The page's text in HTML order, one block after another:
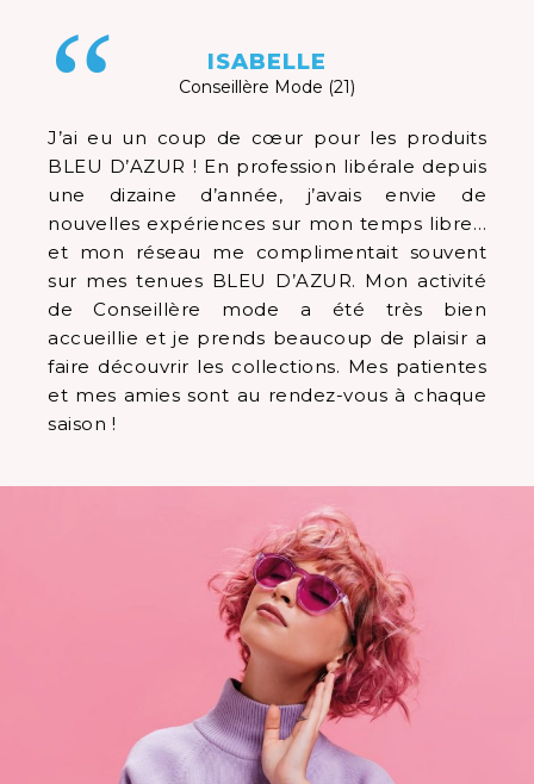
ISABELLE
Conseillère Mode (21)
“
J’ai eu un coup de cœur pour les produits
BLEU D’AZUR ! En profession libérale depuis
une dizaine d’année, j’avais envie de
nouvelles expériences sur mon temps libre…
et mon réseau me complimentait souvent
sur mes tenues BLEU D’AZUR. Mon activité
de Conseillère mode a été très bien
accueillie et je prends beaucoup de plaisir a
faire découvrir les collections. Mes patientes
et mes amies sont au rendez-vous à chaque
saison !